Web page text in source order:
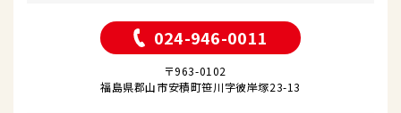
024-946-0011
〒963-0102
福島県郡山市安積町笹川字彼岸塚23-13